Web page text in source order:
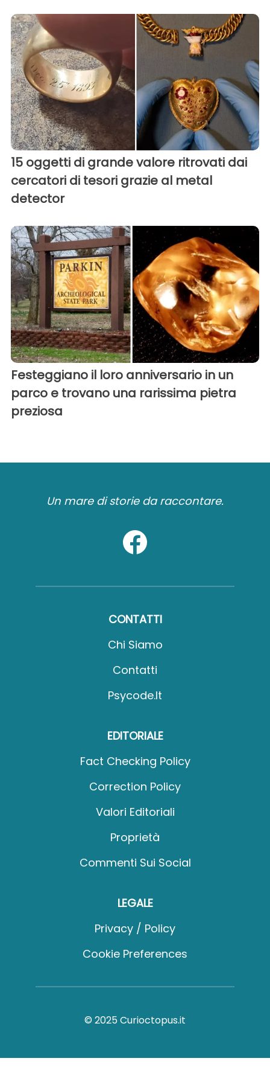
15 oggetti di grande valore ritrovati dai
cercatori di tesori grazie al metal
detector
Festeggiano il loro anniversario in un
parco e trovano una rarissima pietra
preziosa
Un mare di storie da raccontare.
CONTATTI
Chi Siamo
Contatti
Psycode.it
EDITORIALE
Fact Checking Policy
Correction Policy
Valori Editoriali
Proprietà
Commenti Sui Social
LEGALE
Privacy / Policy
Cookie Preferences
© 2025 Curioctopus.it